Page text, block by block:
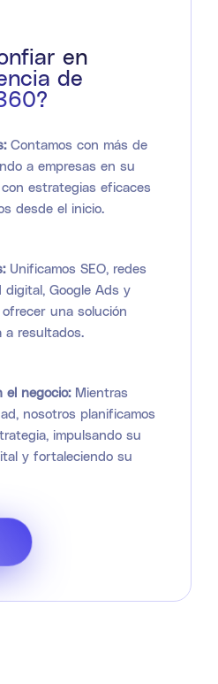
en
de
Contamos con más de
a empresas en su
estrategias eficaces
desde el inicio.
Unificamos SEO, redes
digital, Google Ads y
una solución
a resultados.
el negocio:Mientras
nosotros planificamos
impulsando su
y fortaleciendo su